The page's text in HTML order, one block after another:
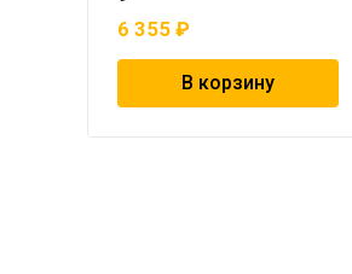
6 355 ₽
В корзину